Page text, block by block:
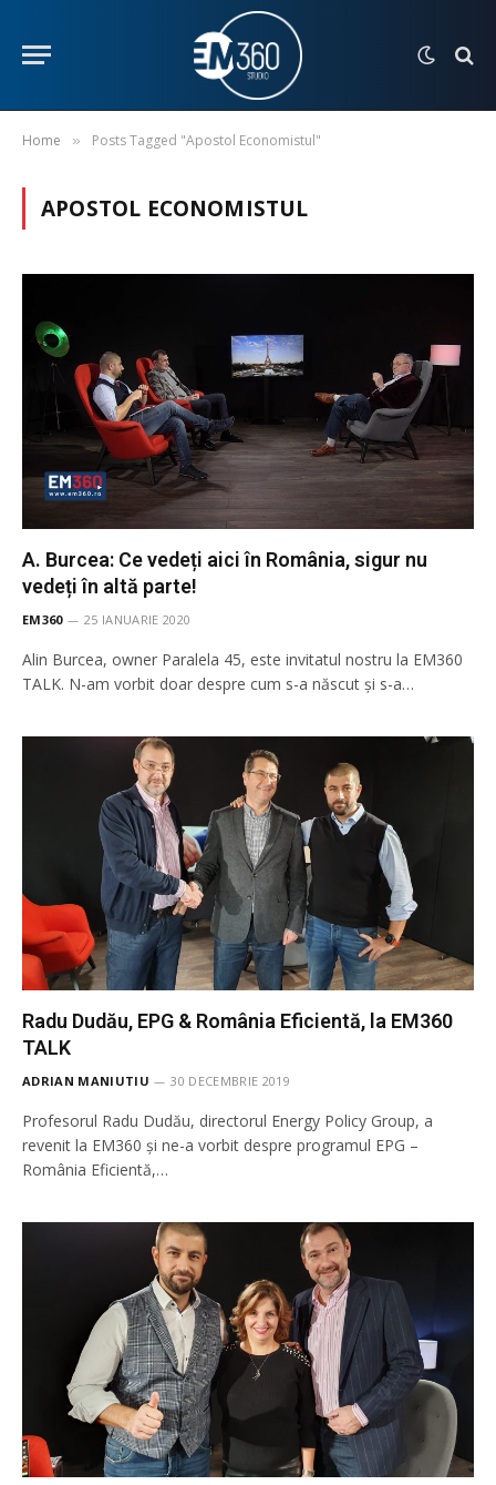
Home » Posts Tagged "Apostol Economistul"
APOSTOL ECONOMISTUL
A. Burcea: Ce vedeți aici în România, sigur nu
vedeți în altă parte!
EM360 25 IANUARIE 2020
Alin Burcea, owner Paralela 45, este invitatul nostru la EM360
TALK. N-am vorbit doar despre cum s-a născut și s-a…
Radu Dudău, EPG & România Eficientă, la EM360
TALK
ADRIAN MANIUTIU 30 DECEMBRIE 2019
Profesorul Radu Dudău, directorul Energy Policy Group, a
revenit la EM360 și ne-a vorbit despre programul EPG –
România Eficientă,…